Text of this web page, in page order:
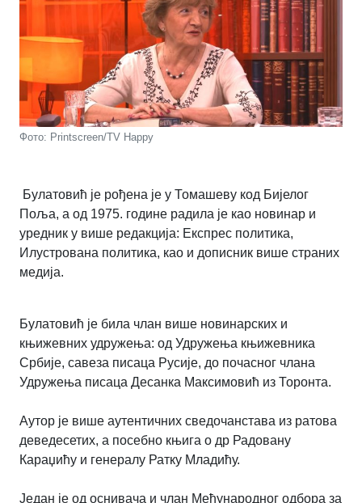
Фото: Printscreen/TV Happy
Булатовић је рођена је у Томашеву код Бијелог
Поља, а од 1975. године радила је као новинар и
уредник у више редакција: Експрес политика,
Илустрована политика, као и дописник више страних
медија.
Булатовић је била члан више новинарских и
књижевних удружења: од Удружења књижевника
Србије, савеза писаца Русије, до почасног члана
Удружења писаца Десанка Максимовић из Торонта.
Аутор је више аутентичних сведочанстава из ратова
деведесетих, а посебно књига о др Радовану
Караџићу и генералу Ратку Младићу.
Један је од оснивача и члан Међународног одбора за